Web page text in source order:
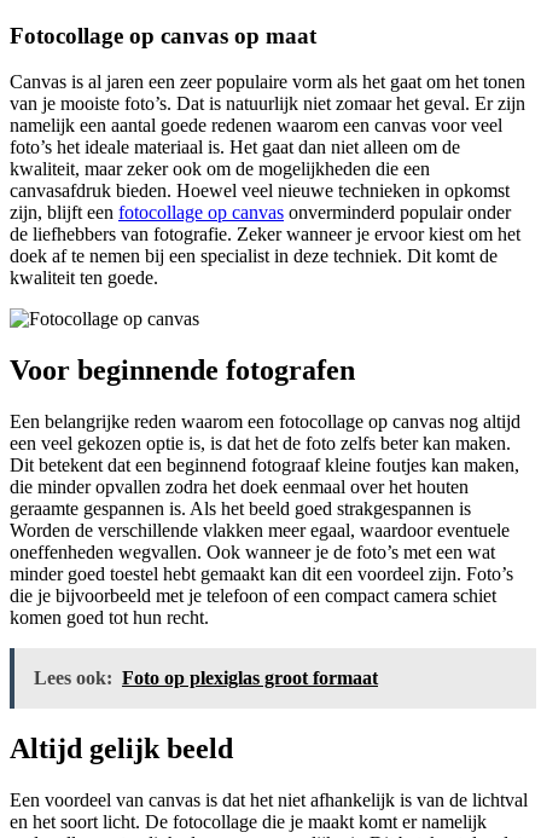
Fotocollage op canvas op maat
Canvas is al jaren een zeer populaire vorm als het gaat om het tonen
van je mooiste foto’s. Dat is natuurlijk niet zomaar het geval. Er zijn
namelijk een aantal goede redenen waarom een canvas voor veel
foto’s het ideale materiaal is. Het gaat dan niet alleen om de
kwaliteit, maar zeker ook om de mogelijkheden die een
canvasafdruk bieden. Hoewel veel nieuwe technieken in opkomst
zijn, blijft een fotocollage op canvas onverminderd populair onder
de liefhebbers van fotografie. Zeker wanneer je ervoor kiest om het
doek af te nemen bij een specialist in deze techniek. Dit komt de
kwaliteit ten goede.
Voor beginnende fotografen
Een belangrijke reden waarom een fotocollage op canvas nog altijd
een veel gekozen optie is, is dat het de foto zelfs beter kan maken.
Dit betekent dat een beginnend fotograaf kleine foutjes kan maken,
die minder opvallen zodra het doek eenmaal over het houten
geraamte gespannen is. Als het beeld goed strakgespannen is
Worden de verschillende vlakken meer egaal, waardoor eventuele
oneffenheden wegvallen. Ook wanneer je de foto’s met een wat
minder goed toestel hebt gemaakt kan dit een voordeel zijn. Foto’s
die je bijvoorbeeld met je telefoon of een compact camera schiet
komen goed tot hun recht.
Lees ook: Foto op plexiglas groot formaat
Altijd gelijk beeld
Een voordeel van canvas is dat het niet afhankelijk is van de lichtval
en het soort licht. De fotocollage die je maakt komt er namelijk